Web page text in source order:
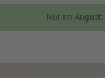
Nur im August: